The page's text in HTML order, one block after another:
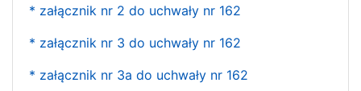
* załącznik nr 2 do uchwały nr 162
* załącznik nr 3 do uchwały nr 162
* załącznik nr 3a do uchwały nr 162